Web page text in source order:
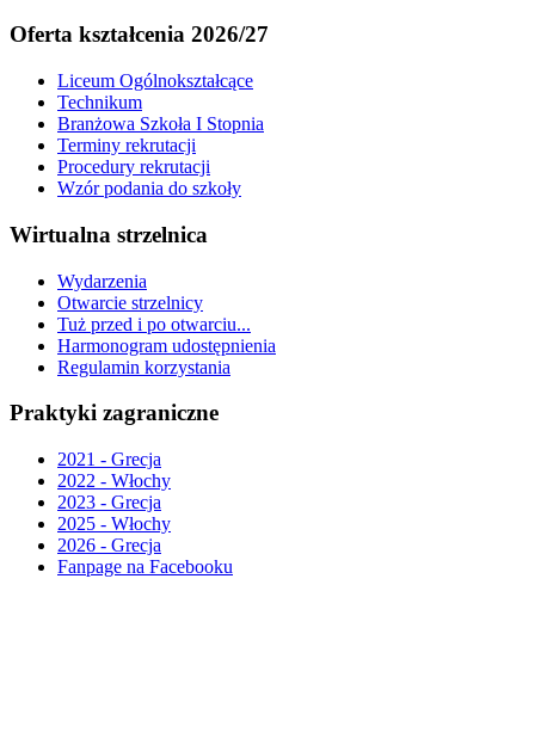
Oferta kształcenia 2026/27
Liceum Ogólnokształcące
Technikum
Branżowa Szkoła I Stopnia
Terminy rekrutacji
Procedury rekrutacji
Wzór podania do szkoły
Wirtualna strzelnica
Wydarzenia
Otwarcie strzelnicy
Tuż przed i po otwarciu...
Harmonogram udostępnienia
Regulamin korzystania
Praktyki zagraniczne
2021 - Grecja
2022 - Włochy
2023 - Grecja
2025 - Włochy
2026 - Grecja
Fanpage na Facebooku